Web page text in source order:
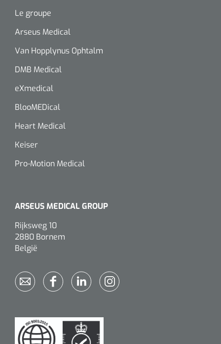
Le groupe
Arseus Medical
Van Hopplynus Ophtalm
DMB Medical
eXmedical
BlooMEDical
Heart Medical
Keiser
Pro-Motion Medical
ARSEUS MEDICAL GROUP
Rijksweg 10
2880 Bornem
België